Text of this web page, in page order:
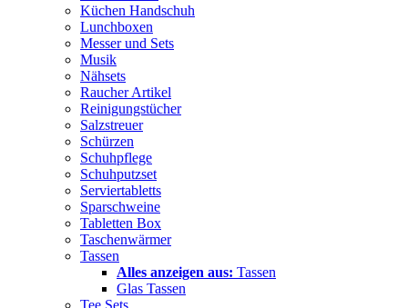
Küchen Handschuh
Lunchboxen
Messer und Sets
Musik
Nähsets
Raucher Artikel
Reinigungstücher
Salzstreuer
Schürzen
Schuhpflege
Schuhputzset
Serviertabletts
Sparschweine
Tabletten Box
Taschenwärmer
Tassen
Alles anzeigen aus: Tassen
Glas Tassen
Tee Sets